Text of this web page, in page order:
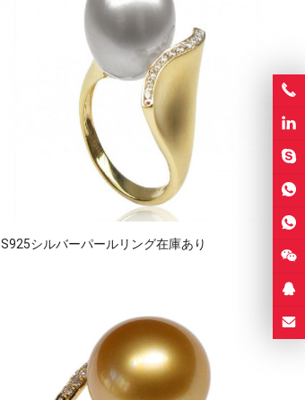
S925シルバーパールリング在庫あり